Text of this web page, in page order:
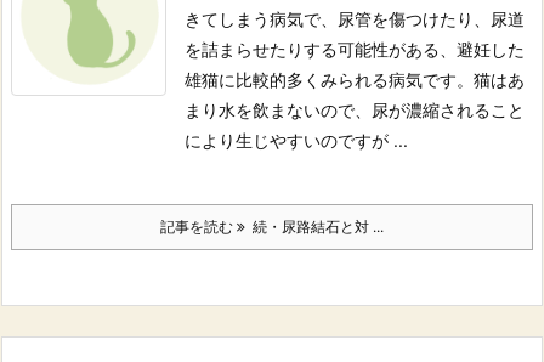
きてしまう病気で、尿管を傷つけたり、尿道
を詰まらせたりする可能性がある、避妊した
雄猫に比較的多くみられる病気です。 猫はあ
まり水を飲まないので、尿が濃縮されること
により生じやすいのですが ...
記事を読む 続・尿路結石と対 ...